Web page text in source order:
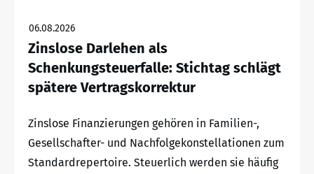
06.08.2026
Zinslose Darlehen als
Schenkungsteuerfalle: Stichtag schlägt
spätere Vertragskorrektur
Zinslose Finanzierungen gehören in Familien-,
Gesellschafter- und Nachfolgekonstellationen zum
Standardrepertoire. Steuerlich werden sie häufig